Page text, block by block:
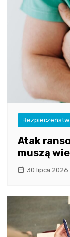
Atak
muszą
30 lipca 2026